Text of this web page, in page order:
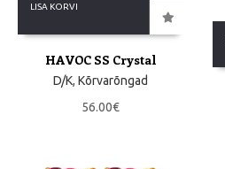
LISA KORVI
HAVOC SS Crystal
D/K,Kõrvarõngad
56.00€